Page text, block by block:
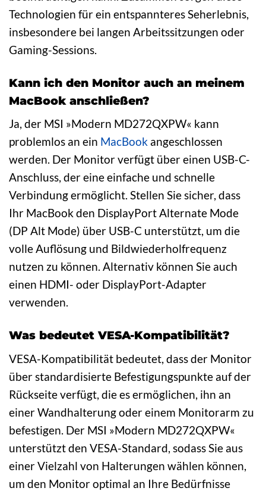
Technologien für ein entspannteres Seherlebnis,
insbesondere bei langen Arbeitssitzungen oder
Gaming-Sessions.
Kann ich den Monitor auch an meinem
MacBook anschließen?
Ja, der MSI »Modern MD272QXPW« kann
problemlos an ein MacBook angeschlossen
werden. Der Monitor verfügt über einen USB-C-
Anschluss, der eine einfache und schnelle
Verbindung ermöglicht. Stellen Sie sicher, dass
Ihr MacBook den DisplayPort Alternate Mode
(DP Alt Mode) über USB-C unterstützt, um die
volle Auflösung und Bildwiederholfrequenz
nutzen zu können. Alternativ können Sie auch
einen HDMI- oder DisplayPort-Adapter
verwenden.
Was bedeutet VESA-Kompatibilität?
VESA-Kompatibilität bedeutet, dass der Monitor
über standardisierte Befestigungspunkte auf der
Rückseite verfügt, die es ermöglichen, ihn an
einer Wandhalterung oder einem Monitorarm zu
befestigen. Der MSI »Modern MD272QXPW«
unterstützt den VESA-Standard, sodass Sie aus
einer Vielzahl von Halterungen wählen können,
um den Monitor optimal an Ihre Bedürfnisse